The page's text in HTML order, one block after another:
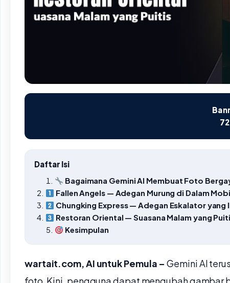
Daftar Isi
Bagaimana Gemini AI Membuat Foto
Fallen Angels — Adegan Murung di Dalam
Chungking Express — Adegan Eskalator yang
Restoran Oriental — Suasana Malam yang
Kesimpulan
wartait.com, AI untuk Pemula – Gemini AI